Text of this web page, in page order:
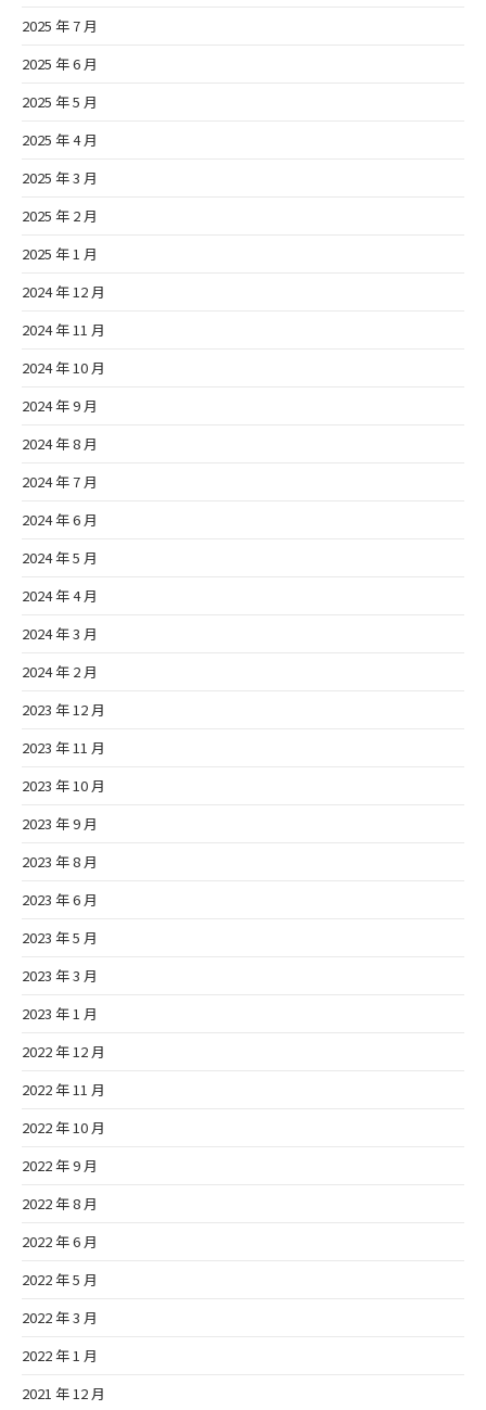
2025 年 7 月
2025 年 6 月
2025 年 5 月
2025 年 4 月
2025 年 3 月
2025 年 2 月
2025 年 1 月
2024 年 12 月
2024 年 11 月
2024 年 10 月
2024 年 9 月
2024 年 8 月
2024 年 7 月
2024 年 6 月
2024 年 5 月
2024 年 4 月
2024 年 3 月
2024 年 2 月
2023 年 12 月
2023 年 11 月
2023 年 10 月
2023 年 9 月
2023 年 8 月
2023 年 6 月
2023 年 5 月
2023 年 3 月
2023 年 1 月
2022 年 12 月
2022 年 11 月
2022 年 10 月
2022 年 9 月
2022 年 8 月
2022 年 6 月
2022 年 5 月
2022 年 3 月
2022 年 1 月
2021 年 12 月